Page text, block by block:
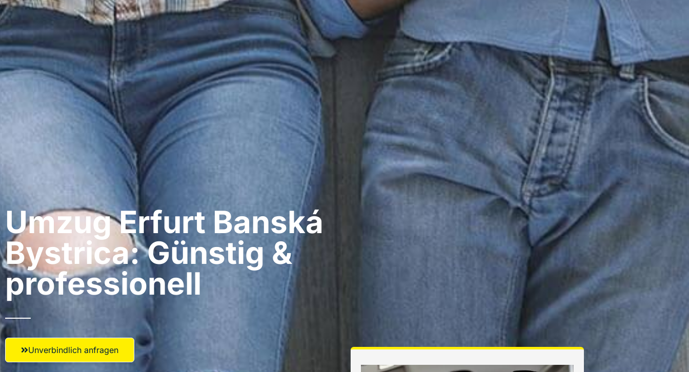
Umzug Erfurt​ Banská
Bystrica: Günstig &
professionell​
Unverbindlich anfragen